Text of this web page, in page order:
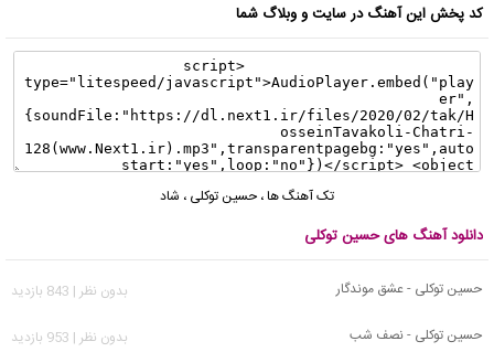
کد پخش این آهنگ در سایت و وبلاگ شما
تک آهنگ ها، حسین توکلی ، شاد
دانلود آهنگ های حسین توکلی
حسین توکلی - عشق موندگار
بدون نظر | 843 بازدید
حسین توکلی - نصف شب
بدون نظر | 953 بازدید